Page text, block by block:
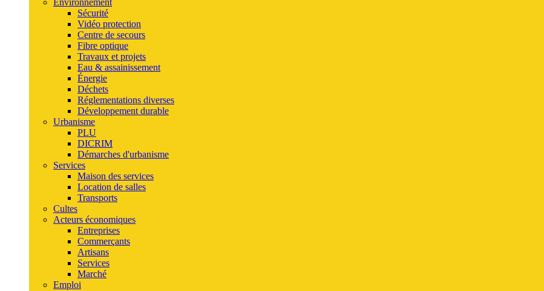
Environnement
Sécurité
Vidéo protection
Centre de secours
Fibre optique
Travaux et projets
Eau & assainissement
Énergie
Déchets
Réglementations diverses
Développement durable
Urbanisme
PLU
DICRIM
Démarches d'urbanisme
Services
Maison des services
Location de salles
Transports
Cultes
Acteurs économiques
Entreprises
Commerçants
Artisans
Services
Marché
Emploi